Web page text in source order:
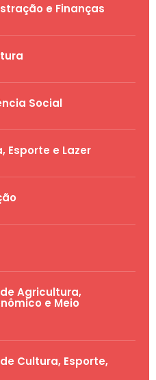
e Finanças
Social
Esporte e Lazer
Agricultura,
e Meio
Cultura, Esporte,